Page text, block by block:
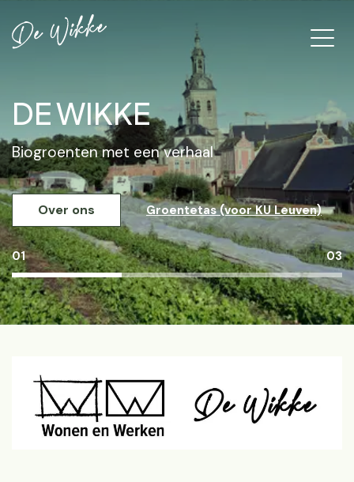
DE WIKKE
Biogroenten met een verhaal
Over ons Groentetas (voor KU Leuven)
01 03